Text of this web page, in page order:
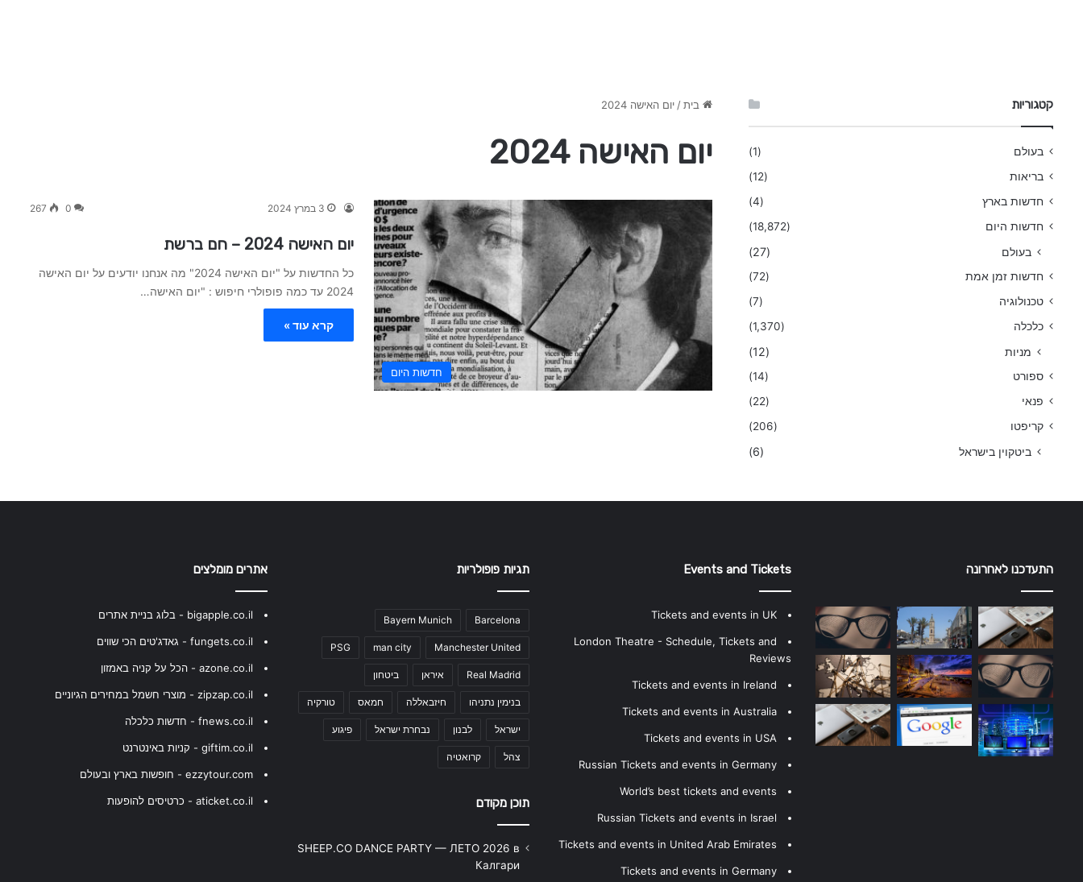
בית / יום האישה 2024
יום האישה 2024
חדשות היום
3 במרץ 2024 0
267
יום האישה 2024 – חם ברשת
כל החדשות על "יום האישה 2024" מה אנחנו יודעים על יום האישה
2024 עד כמה פופולרי חיפוש : "יום האישה…
קרא עוד »
קטגוריות
בעולם
(1)
בריאות
(12)
חדשות בארץ
(4)
חדשות היום
(18,872)
בעולם (27)
חדשות זמן אמת
(72)
טכנולוגיה
(7)
כלכלה
(1,370)
מניות (12)
ספורט
(14)
פנאי
(22)
קריפטו
(206)
ביטקוין בישראל (6)
התעדכנו לאחרונה Events and Tickets
Tickets and events in UK
London Theatre - Schedule, Tickets and
Reviews
Tickets and events in Ireland
Tickets and events in Australia
Tickets and events in USA
Russian Tickets and events in Germany
World’s best tickets and events
Russian Tickets and events in Israel
Tickets and events in United Arab Emirates
Tickets and events in Germany
תגיות פופולריות
Barcelona
Bayern Munich
Manchester United
man city
PSG
Real Madrid איראן ביטחון
בנימין נתניהו חיזבאללה חמאס טורקיה
ישראל לבנון נבחרת ישראל פיגוע
צהל קרואטיה
תוכן מקודם
SHEEP.CO DANCE PARTY — ЛЕТО 2026 в
Калгари
אתרים מומלצים
bigapple.co.il - בלוג בניית אתרים
fungets.co.il - גאדג'טים הכי שווים
azone.co.il - הכל על קניה באמזון
zipzap.co.il - מוצרי חשמל במחירים הגיוניים
fnews.co.il - חדשות כלכלה
giftim.co.il - קניות באינטרנט
ezzytour.com - חופשות בארץ ובעולם
aticket.co.il - כרטיסים להופעות